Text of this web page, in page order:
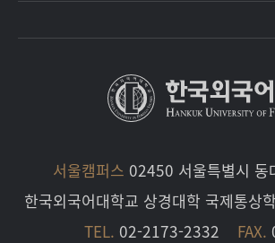
서울캠퍼스 02450 서울특별시 동
한국외국어대학교 상경대학 국제통상
TEL. 02-2173-2332 FAX.